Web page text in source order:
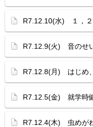
R7.12.10(水) １，２
R7.12.9(火) 音のせ
R7.12.8(月) はじめ
R7.12.5(金) 就学時
R7.12.4(木) 虫めが